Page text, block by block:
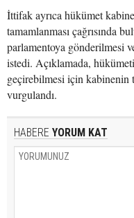
İttifak ayrıca hükümet
tamamlanması çağrısında
parlamentoya gönderilmesi
istedi. Açıklamada,
geçirebilmesi için kabinenin
vurgulandı.
HABERE YORUM KAT